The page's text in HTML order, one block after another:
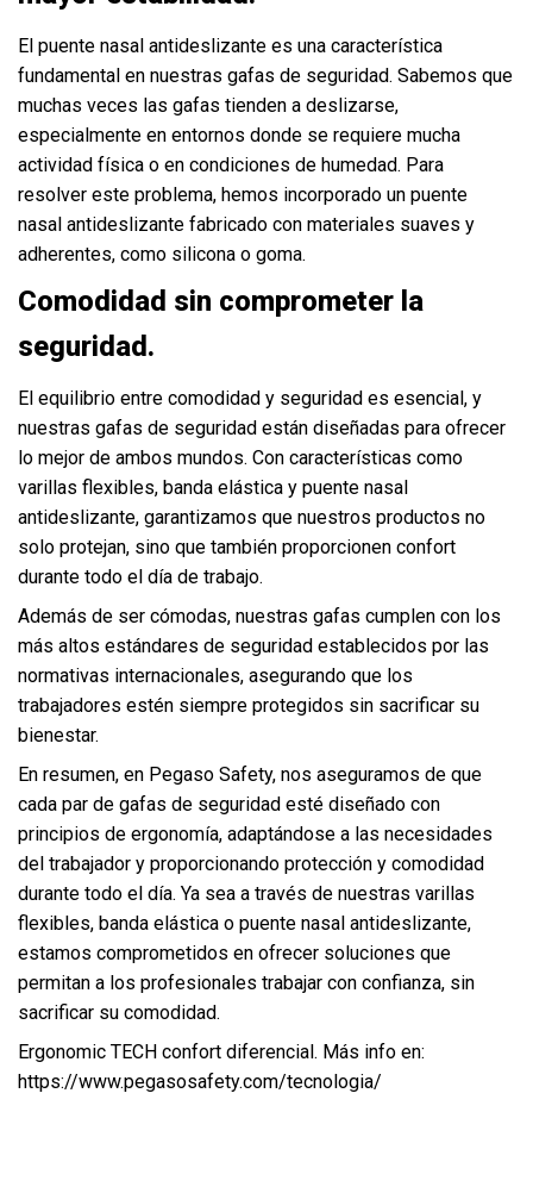
El puente nasal antideslizante es una característica
fundamental en nuestras gafas de seguridad. Sabemos que
muchas veces las gafas tienden a deslizarse,
especialmente en entornos donde se requiere mucha
actividad física o en condiciones de humedad. Para
resolver este problema, hemos incorporado un puente
nasal antideslizante fabricado con materiales suaves y
adherentes, como silicona o goma.
Comodidad sin comprometer la
seguridad.
El equilibrio entre comodidad y seguridad es esencial, y
nuestras gafas de seguridad están diseñadas para ofrecer
lo mejor de ambos mundos. Con características como
varillas flexibles, banda elástica y puente nasal
antideslizante, garantizamos que nuestros productos no
solo protejan, sino que también proporcionen confort
durante todo el día de trabajo.
Además de ser cómodas, nuestras gafas cumplen con los
más altos estándares de seguridad establecidos por las
normativas internacionales, asegurando que los
trabajadores estén siempre protegidos sin sacrificar su
bienestar.
En resumen, en Pegaso Safety, nos aseguramos de que
cada par de gafas de seguridad esté diseñado con
principios de ergonomía, adaptándose a las necesidades
del trabajador y proporcionando protección y comodidad
durante todo el día. Ya sea a través de nuestras varillas
flexibles, banda elástica o puente nasal antideslizante,
estamos comprometidos en ofrecer soluciones que
permitan a los profesionales trabajar con confianza, sin
sacrificar su comodidad.
Ergonomic TECH confort diferencial. Más info en:
https://www.pegasosafety.com/tecnologia/